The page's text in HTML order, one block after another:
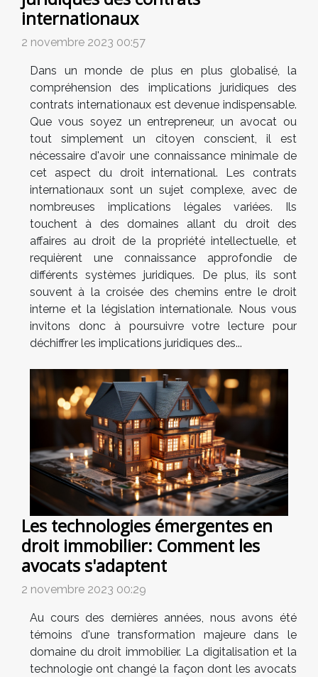
internationaux
2 novembre 2023 00:57
Dans un monde de plus en plus globalisé, la
compréhension des implications juridiques des
contrats internationaux est devenue indispensable.
Que vous soyez un entrepreneur, un avocat ou
tout simplement un citoyen conscient, il est
nécessaire d'avoir une connaissance minimale de
cet aspect du droit international. Les contrats
internationaux sont un sujet complexe, avec de
nombreuses implications légales variées. Ils
touchent à des domaines allant du droit des
affaires au droit de la propriété intellectuelle, et
requièrent une connaissance approfondie de
différents systèmes juridiques. De plus, ils sont
souvent à la croisée des chemins entre le droit
interne et la législation internationale. Nous vous
invitons donc à poursuivre votre lecture pour
déchiffrer les implications juridiques des...
Les technologies émergentes en
droit immobilier: Comment les
avocats s'adaptent
2 novembre 2023 00:29
Au cours des dernières années, nous avons été
témoins d'une transformation majeure dans le
domaine du droit immobilier. La digitalisation et la
technologie ont changé la façon dont les avocats